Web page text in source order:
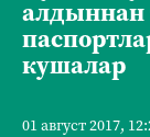
алдыннан
кушалар
01 август 2017,